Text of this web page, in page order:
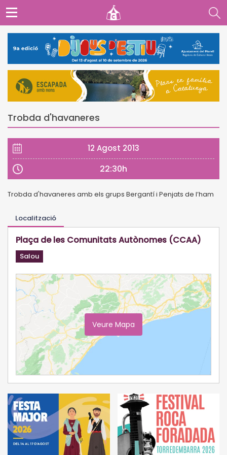
Trobda d'havaneres
12 Agost 2013
22:30h
Trobda d'havaneres amb els grups Bergantí i Penjats de l’ham
Localització
Plaça de les Comunitats Autònomes (CCAA)
Salou
Veure Mapa